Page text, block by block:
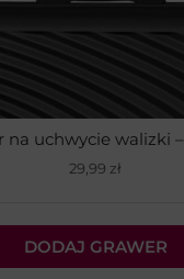
na uchwycie walizki –
29,99 zł
DODAJ GRAWER